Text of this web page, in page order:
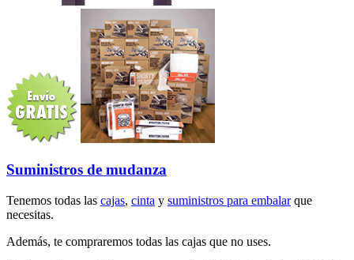
Suministros de mudanza
Tenemos todas las cajas, cinta y suministros para embalarque
necesitas.
Además, te compraremos todas las cajas que no uses.